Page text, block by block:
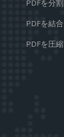
PDFを分割
PDFを結合
PDFを圧縮